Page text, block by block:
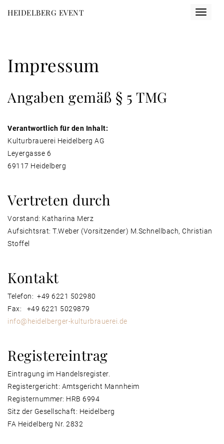
HEIDELBERG EVENT
Toggle
Impressum
Angaben gemäß § 5 TMG
Verantwortlich für den Inhalt:
Kulturbrauerei Heidelberg AG
Leyergasse 6
69117 Heidelberg
Vertreten durch
Vorstand: Katharina Merz
Aufsichtsrat: T.Weber (Vorsitzender) M.Schnellbach, Christian
Stoffel
Kontakt
Telefon: +49 6221 502980
Fax: +49 6221 5029879
info@heidelberger-kulturbrauerei.de
Registereintrag
Eintragung im Handelsregister.
Registergericht: Amtsgericht Mannheim
Registernummer: HRB 6994
Sitz der Gesellschaft: Heidelberg
FA Heidelberg Nr. 2832